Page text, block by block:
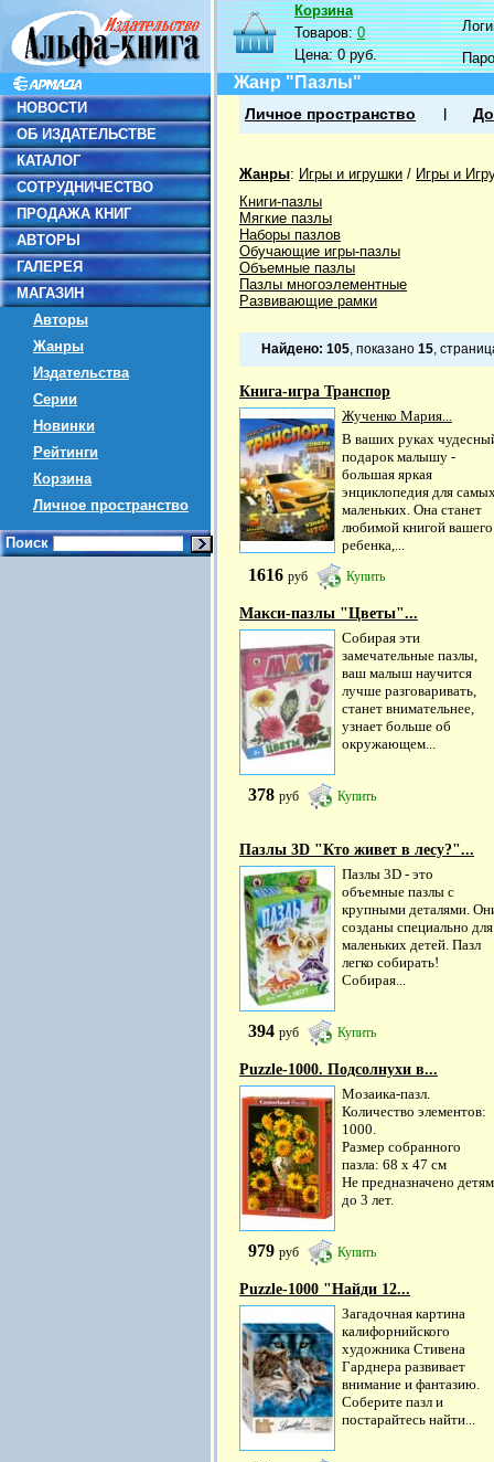
НОВОСТИ
ОБ ИЗДАТЕЛЬСТВЕ
КАТАЛОГ
СОТРУДНИЧЕСТВО
ПРОДАЖА КНИГ
АВТОРЫ
ГАЛЕРЕЯ
МАГАЗИН
Авторы
Жанры
Издательства
Серии
Новинки
Рейтинги
Корзина
Личное пространство
Поиск
Корзина
Товаров:0
Цена:0 руб.
Жанр "Пазлы"
Личное пространство
Жанры: Игры и игрушки / Игры и
Книги-пазлы
Мягкие пазлы
Наборы пазлов
Обучающие игры-пазлы
Объемные пазлы
Пазлы многоэлементные
Развивающие рамки
Найдено: 105, показано 15,
Книга-игра Транспор
Жученко Мария...
В ваших руках
подарок малышу -
большая яркая
энциклопедия для
маленьких. Она станет
любимой книгой вашего
ребенка,...
1616 руб Купить
Макси-пазлы "Цветы"...
Собирая эти
замечательные пазлы,
ваш малыш научится
лучше разговаривать,
станет внимательнее,
узнает больше об
окружающем...
378 руб Купить
Пазлы 3D "Кто живет в лесу?"...
Пазлы 3D - это
объемные пазлы с
крупными деталями.
созданы специально для
маленьких детей. Пазл
легко собирать!
Собирая...
394 руб Купить
Puzzle-1000. Подсолнухи в...
Мозаика-пазл.
Количество элементов:
1000.
Размер собранного
пазла: 68 х 47 см
Не предназначено детям
до 3 лет.
979 руб Купить
Puzzle-1000 "Найди 12...
Загадочная картина
калифорнийского
художника Стивена
Гарднера развивает
внимание и фантазию.
Соберите пазл и
постарайтесь найти...